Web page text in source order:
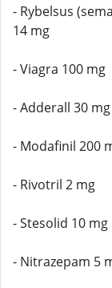
- Rybelsus
14 mg
- Viagra 100 mg
- Adderall 30 mg
- Modafinil 200
- Rivotril 2 mg
- Stesolid 10 mg
- Nitrazepam 5